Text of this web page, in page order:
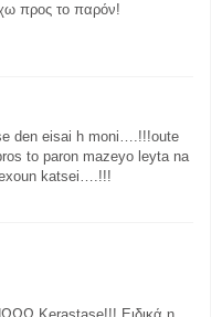
προς το παρόν!
den eisai h moni….!!!oute
to paron mazeyo leyta na
katsei….!!!